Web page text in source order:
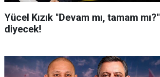
Yücel Kızık "Devam mı, tamam mı?"
diyecek!